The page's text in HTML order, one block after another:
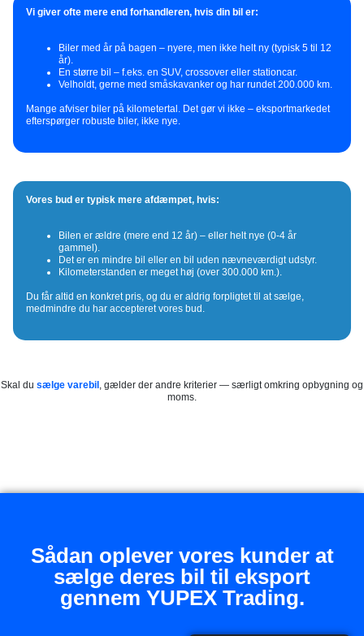
Vi giver ofte mere end forhandleren, hvis din bil er:
Biler med år på bagen – nyere, men ikke helt ny (typisk 5 til 12
år).
En større bil – f.eks. en SUV, crossover eller stationcar.
Velholdt, gerne med småskavanker og har rundet 200.000 km.
Mange afviser biler på kilometertal. Det gør vi ikke – eksportmarkedet
efterspørger robuste biler, ikke nye.
Vores bud er typisk mere afdæmpet, hvis:
Bilen er ældre (mere end 12 år) – eller helt nye (0-4 år
gammel).
Det er en mindre bil eller en bil uden nævneværdigt udstyr.
Kilometerstanden er meget høj (over 300.000 km.).
Du får altid en konkret pris, og du er aldrig forpligtet til at sælge,
medmindre du har accepteret vores bud.
Skal du sælge varebil , gælder der andre kriterier — særligt omkring opbygning og
moms.
Sådan oplever vores kunder at
sælge deres bil til eksport
gennem YUPEX Trading.